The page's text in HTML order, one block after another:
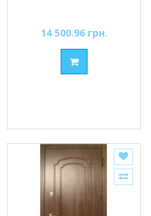
14 500.96 грн.